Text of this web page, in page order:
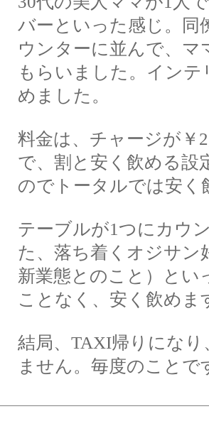
バーといった感じ。同
ウンターに並んで、
もらいました。イン
めました。
料金は、チャージが￥
で、割と安く飲める設
のでトータルでは安く
テーブルが1つにカウ
た、落ち着くオジサン
新業態とのこと）とい
ことなく、安く飲めま
結局、TAXI帰りにな
ません。毎度のことで